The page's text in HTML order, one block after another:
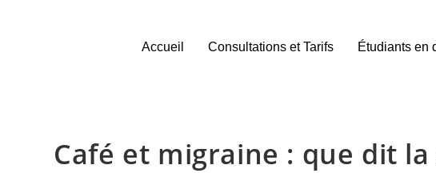
Accueil Consultations et Tarifs Étudiants en
Café et migraine : que dit la